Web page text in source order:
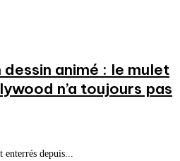
animé : le mulet
n’a toujours pas
enterrés depuis...